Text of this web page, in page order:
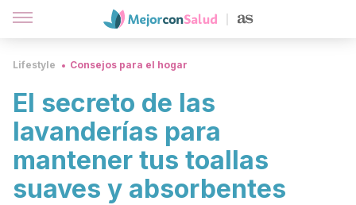
Lifestyle Consejos para el hogar
El secreto de las
lavanderías para
mantener tus toallas
suaves y absorbentes